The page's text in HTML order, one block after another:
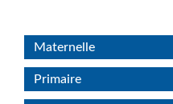
Maternelle
Primaire